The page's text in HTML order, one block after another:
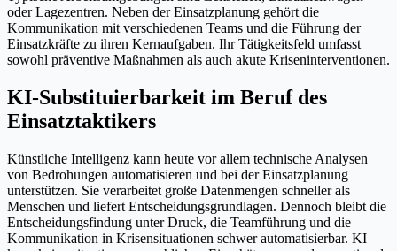
oder Lagezentren. Neben der Einsatzplanung gehört die
Kommunikation mit verschiedenen Teams und die Führung der
Einsatzkräfte zu ihren Kernaufgaben. Ihr Tätigkeitsfeld umfasst
sowohl präventive Maßnahmen als auch akute Kriseninterventionen.
KI-Substituierbarkeit im Beruf des
Einsatztaktikers
Künstliche Intelligenz kann heute vor allem technische Analysen
von Bedrohungen automatisieren und bei der Einsatzplanung
unterstützen. Sie verarbeitet große Datenmengen schneller als
Menschen und liefert Entscheidungsgrundlagen. Dennoch bleibt die
Entscheidungsfindung unter Druck, die Teamführung und die
Kommunikation in Krisensituationen schwer automatisierbar. KI